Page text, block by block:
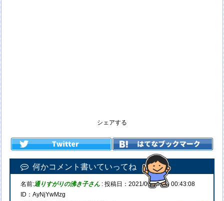
シェアする
何かコメント書いていってね
名前:通りすがりの沸き子さん : 投稿日：2021/09/09(木) 00:43:08
ID：AyNjYwMzg